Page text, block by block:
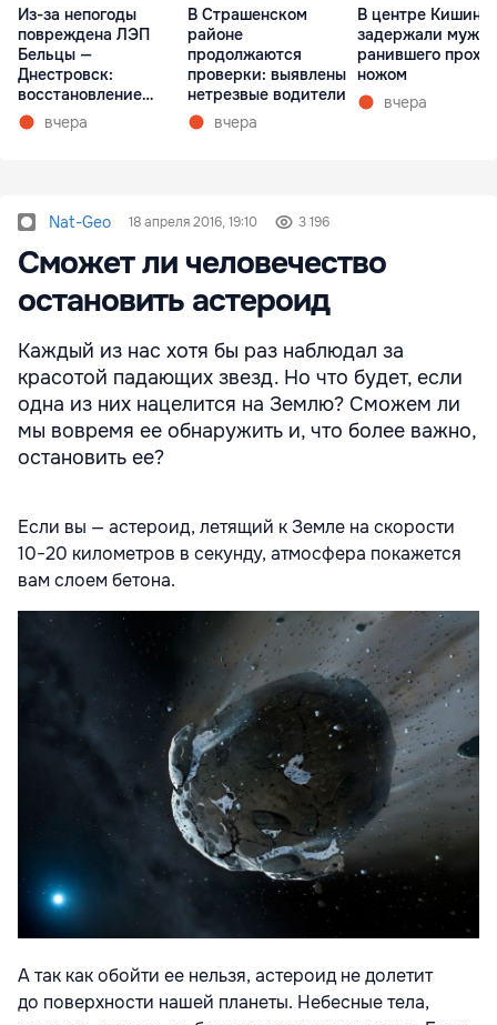
Из-за непогоды
повреждена ЛЭП
Бельцы —
Днестровск:
восстановление
займет более недели
вчера
В Страшенском
районе
продолжаются
проверки: выявлены
нетрезвые водители
вчера
В центре
задержали
ранившего
ножом
вчера
Nat-Geo 18 апреля 2016, 19:10 3 196
Сможет ли человечество
остановить астероид
Каждый из нас хотя бы раз наблюдал за
красотой падающих звезд. Но что будет, если
одна из них нацелится на Землю? Сможем ли
мы вовремя ее обнаружить и, что более важно,
остановить ее?
Если вы — астероид, летящий к Земле на скорости
10−20 километров в секунду, атмосфера покажется
вам слоем бетона.
А так как обойти ее нельзя, астероид не долетит
до поверхности нашей планеты. Небесные тела,